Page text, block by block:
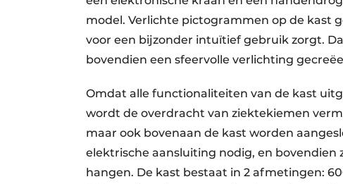
model. Verlichte pictogrammen op de kast
voor een bijzonder intuïtief gebruik zorgt.
bovendien een sfeervolle verlichting
Omdat alle functionaliteiten van de kast
wordt de over­dracht van ziektekiemen
maar ook bovenaan de kast worden
elektrische aansluiting nodig, en bovendien
hangen. De kast bestaat in 2 afmetingen: